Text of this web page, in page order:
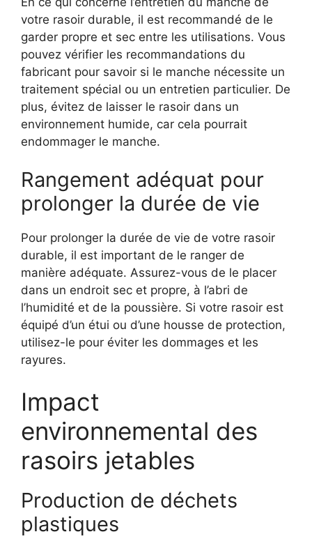
votre rasoir durable, il est recommandé de le
garder propre et sec entre les utilisations. Vous
pouvez vérifier les recommandations du
fabricant pour savoir si le manche nécessite un
traitement spécial ou un entretien particulier. De
plus, évitez de laisser le rasoir dans un
environnement humide, car cela pourrait
endommager le manche.
Rangement adéquat pour
prolonger la durée de vie
Pour prolonger la durée de vie de votre rasoir
durable, il est important de le ranger de
manière adéquate. Assurez-vous de le placer
dans un endroit sec et propre, à l’abri de
l’humidité et de la poussière. Si votre rasoir est
équipé d’un étui ou d’une housse de protection,
utilisez-le pour éviter les dommages et les
rayures.
Impact
environnemental des
rasoirs jetables
Production de déchets
plastiques